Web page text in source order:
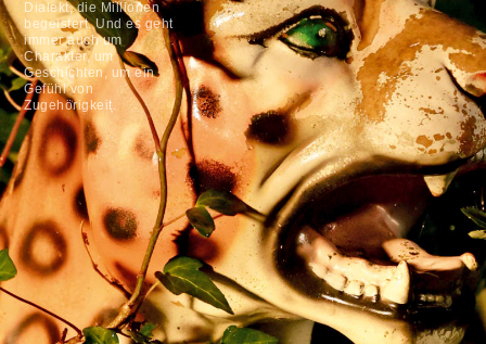
Dialekt, die Millionen
begeistert. Und es geht
immer auch um
Charakter, um
Geschichten, um ein
Gefühl von
Zugehörigkeit.